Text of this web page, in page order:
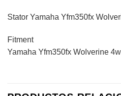
Stator Yamaha Yfm350fx
Fitment
Yamaha Yfm350fx Wolverine